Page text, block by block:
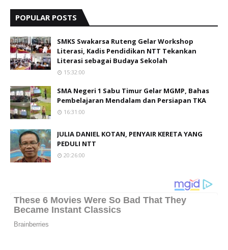
POPULAR POSTS
SMKS Swakarsa Ruteng Gelar Workshop
Literasi, Kadis Pendidikan NTT Tekankan
Literasi sebagai Budaya Sekolah
15:32:00
SMA Negeri 1 Sabu Timur Gelar MGMP, Bahas
Pembelajaran Mendalam dan Persiapan TKA
16:31:00
JULIA DANIEL KOTAN, PENYAIR KERETA YANG
PEDULI NTT
20:26:00